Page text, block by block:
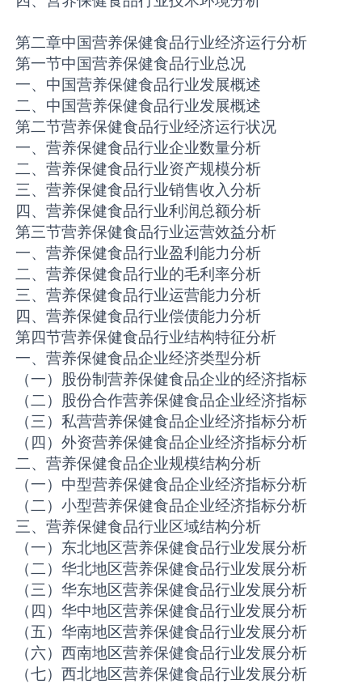
第二章中国营养保健食品行业经济运行分析
第一节中国营养保健食品行业总况
一、中国营养保健食品行业发展概述
二、中国营养保健食品行业发展概述
第二节营养保健食品行业经济运行状况
一、营养保健食品行业企业数量分析
二、营养保健食品行业资产规模分析
三、营养保健食品行业销售收入分析
四、营养保健食品行业利润总额分析
第三节营养保健食品行业运营效益分析
一、营养保健食品行业盈利能力分析
二、营养保健食品行业的毛利率分析
三、营养保健食品行业运营能力分析
四、营养保健食品行业偿债能力分析
第四节营养保健食品行业结构特征分析
一、营养保健食品企业经济类型分析
（一）股份制营养保健食品企业的经济指标
（二）股份合作营养保健食品企业经济指标
（三）私营营养保健食品企业经济指标分析
（四）外资营养保健食品企业经济指标分析
二、营养保健食品企业规模结构分析
（一）中型营养保健食品企业经济指标分析
（二）小型营养保健食品企业经济指标分析
三、营养保健食品行业区域结构分析
（一）东北地区营养保健食品行业发展分析
（二）华北地区营养保健食品行业发展分析
（三）华东地区营养保健食品行业发展分析
（四）华中地区营养保健食品行业发展分析
（五）华南地区营养保健食品行业发展分析
（六）西南地区营养保健食品行业发展分析
（七）西北地区营养保健食品行业发展分析